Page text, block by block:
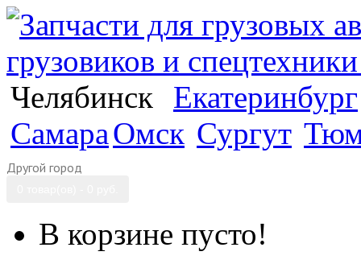
Челябинск
Екатеринбург
СамараОмск Сургут
Другой город
В корзине пусто!